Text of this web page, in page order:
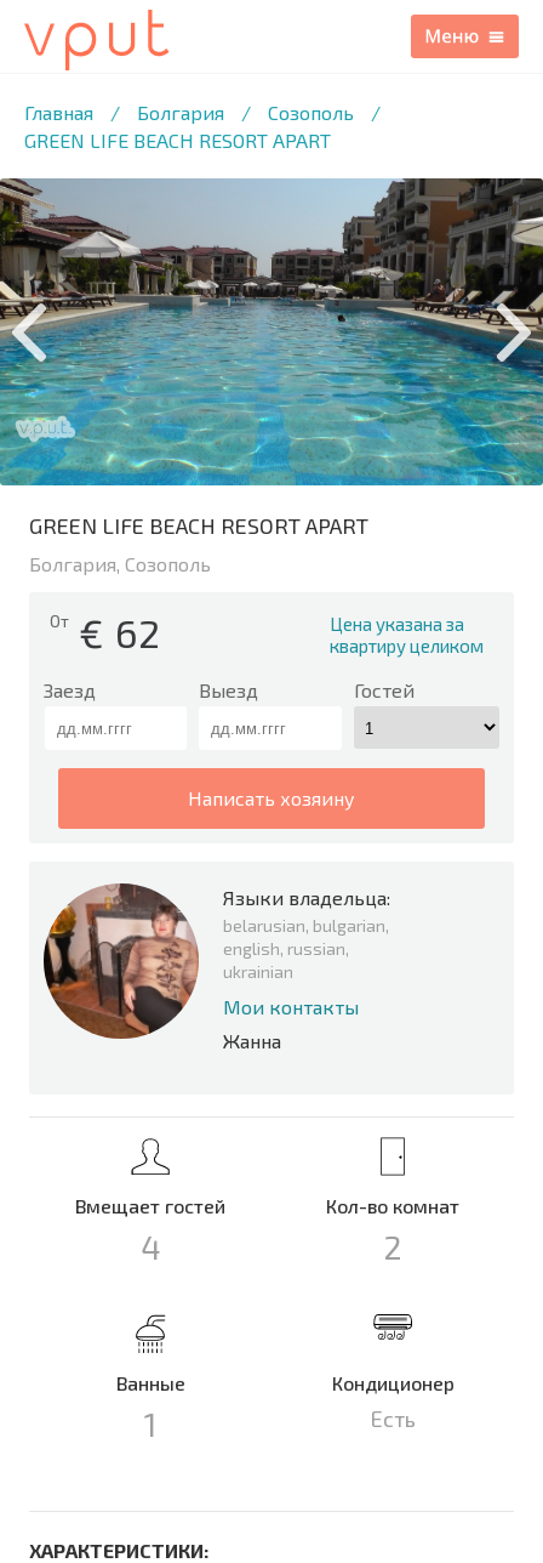
Главная / Болгария / Созополь
/
GREEN LIFE BEACH RESORT APART
/27 ФОТО
GREEN LIFE BEACH RESORT APART
Болгария, Созополь
От € 62
Цена указана за
квартиру целиком
Заезд Выезд Гостей
написать хозяину
Языки владельца:
belarusian, bulgarian,
english, russian,
ukrainian
Мои контакты
Жанна
Вмещает гостей
4
Кол-во комнат
2
Ванные
1
Кондиционер
Есть
ХАРАКТЕРИСТИКИ: